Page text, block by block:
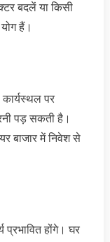
बदलें या किसी
हैं।
पर
पड़ सकती है।
बाजार में निवेश से
प्रभावित होंगे। घर